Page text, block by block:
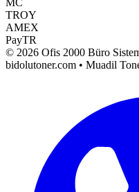
TROY
AMEX
PayTR
© 2026 Ofis 2000 Büro
bidolutoner.com • Muadil